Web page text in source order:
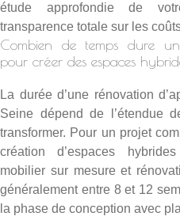
étude approfondie de
transparence totale sur les
Combien de temps dure
pour créer des espaces
La durée d’une rénovation
Seine dépend de l’étendue
transformer. Pour un projet
création d’espaces
mobilier sur mesure et
généralement entre 8 et 12
la phase de conception avec